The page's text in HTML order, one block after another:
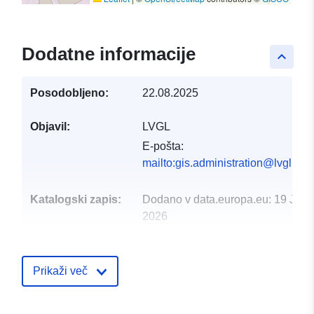
keyboard_arrow_up
Dodatne informacije
Posodobljeno: 22.08.2025
Objavil:
LVGL
E-pošta:
Katalogski zapis: Dodano v data.europa.eu: 19
2026
Prostorski:
Prikaži več